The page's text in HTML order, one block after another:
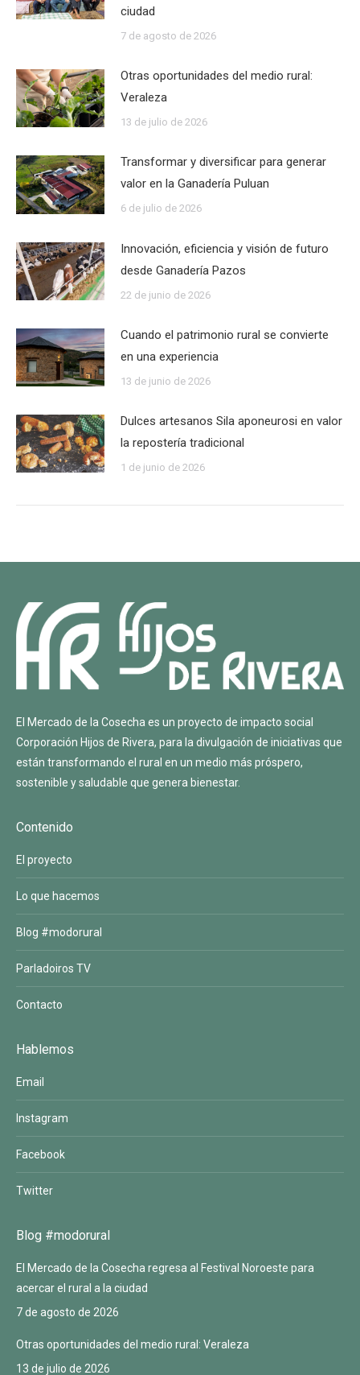
ciudad
7 de agosto de 2026
Otras oportunidades del medio rural:
Veraleza
13 de julio de 2026
Transformar y diversificar para generar
valor en la Ganadería Puluan
6 de julio de 2026
Innovación, eficiencia y visión de futuro
desde Ganadería Pazos
22 de junio de 2026
Cuando el patrimonio rural se convierte
en una experiencia
13 de junio de 2026
Dulces artesanos Sila aponeurosi en valor
la repostería tradicional
1 de junio de 2026
El Mercado de la Cosecha es un proyecto de impacto social
Corporación Hijos de Rivera, para la divulgación de iniciativas que
están transformando el rural en un medio más próspero,
sostenible y saludable que genera bienestar.
Contenido
El proyecto
Lo que hacemos
Blog #modorural
Parladoiros TV
Contacto
Hablemos
Email
Instagram
Facebook
Twitter
Blog #modorural
El Mercado de la Cosecha regresa al Festival Noroeste para
acercar el rural a la ciudad
7 de agosto de 2026
Otras oportunidades del medio rural: Veraleza
13 de julio de 2026